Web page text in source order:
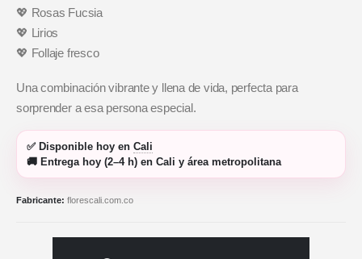
💖 Rosas Fucsia
💖 Lirios
💖 Follaje fresco
Una combinación vibrante y llena de vida, perfecta para
sorprender a esa persona especial.
✅ Disponible hoy en Cali
🚚 Entrega hoy (2–4 h) en Cali y área metropolitana
Fabricante: florescali.com.co